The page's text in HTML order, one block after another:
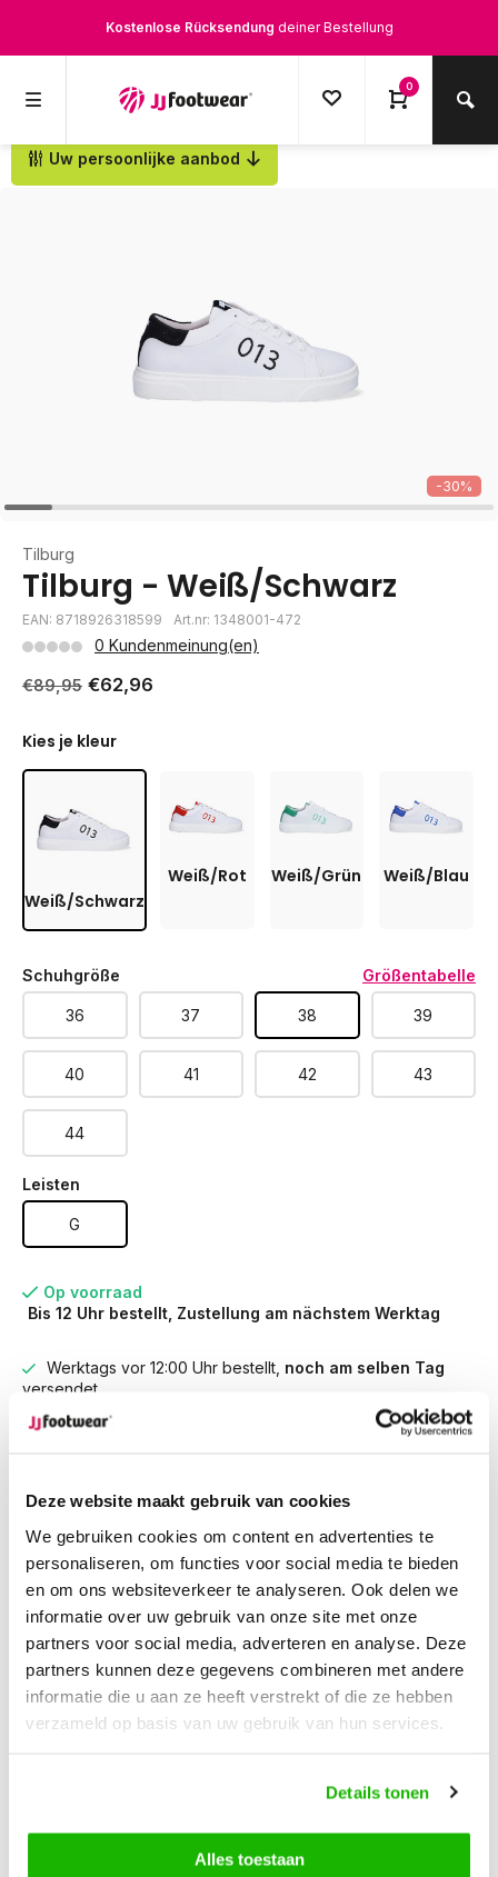
Deze website maakt gebruik van cookies
We gebruiken cookies om content en advertenties te
personaliseren, om functies voor social media te bieden
en om ons websiteverkeer te analyseren. Ook delen we
informatie over uw gebruik van onze site met onze
partners voor social media, adverteren en analyse. Deze
partners kunnen deze gegevens combineren met andere
informatie die u aan ze heeft verstrekt of die ze hebben
verzameld op basis van uw gebruik van hun services.
Details tonen
Alles toestaan
Kostenlose Rücksendung deiner Bestellung
0
Uw persoonlijke aanbod
Zurück
-30%
Tilburg
Tilburg - Weiß/Schwarz
EAN: 8718926318599 Art.nr: 1348001-472
0 Kundenmeinung(en)
€89,95 €62,96
Kies je kleur
Weiß/Schwarz
Weiß/Rot Weiß/Grün Weiß/Blau
Schuhgröße Größentabelle
36 37 38 39
40 41 42 43
44
Leisten
G
Op voorraad
Bis 12 Uhr bestellt, Zustellung am nächstem Werktag
Werktags vor 12:00 Uhr bestellt, noch am selben Tag
versendet.
Kostenlose Rücksendung
deiner Bestellung
Beschreibung
Tilburg - Weiß/Schwarz
Der weiß/schwarze Damen-Sneaker Tilburg Stappers ist aus
Leder und eignet sich für schmale und breite Füße. Er enthält
Merkmale der Stadt Tilburg und hat eine herausnehmbare
Einlegesohle.
Können wir hilfen?
besuchszeiten